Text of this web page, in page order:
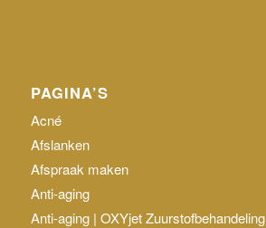
PAGINA’S
Acné
Afslanken
Afspraak maken
Anti-aging
Anti-aging | OXYjet Zuurstofbehandeling